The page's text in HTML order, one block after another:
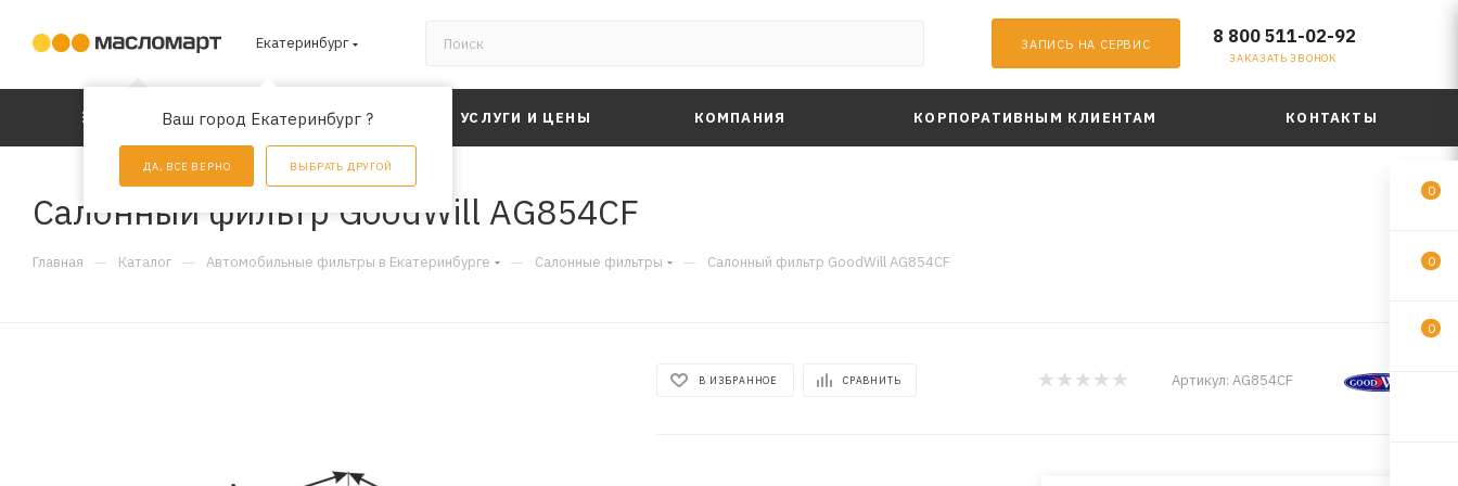
Екатеринбург
Ваш город Екатеринбург ?
ДА, ВСЕ ВЕРНО ВЫБРАТЬ ДРУГОЙ
ЗАПИСЬ НА СЕРВИС 8 800 511-02-92
ЗАКАЗАТЬ ЗВОНОК
КАТАЛОГ АКЦИИ УСЛУГИ И ЦЕНЫ КОМПАНИЯ КОРПОРАТИВНЫМ КЛИЕНТАМ КОНТАКТЫ
Салонный фильтр GoodWill AG854CF
Главная — Каталог — Автомобильные фильтры в Екатеринбурге — Салонные фильтры — Салонный фильтр GoodWill AG854CF
В ИЗБРАННОЕ СРАВНИТЬ Артикул: AG854CF
0
0
0